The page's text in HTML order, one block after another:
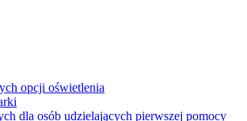
opcji oświetlenia
dla osób udzielających pierwszej pomocy